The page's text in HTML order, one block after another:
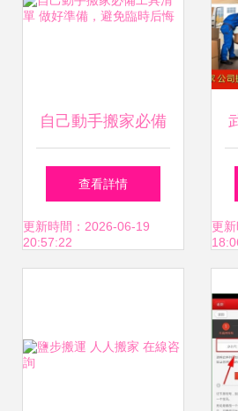
自己動手搬家必備
工具清單 做好準
備，避免臨時后悔
查看詳情
更新時間：2026-06-19
20:57:22
更